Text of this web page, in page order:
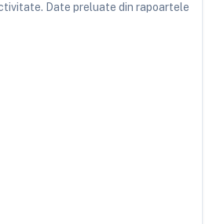
Date preluate din rapoartele